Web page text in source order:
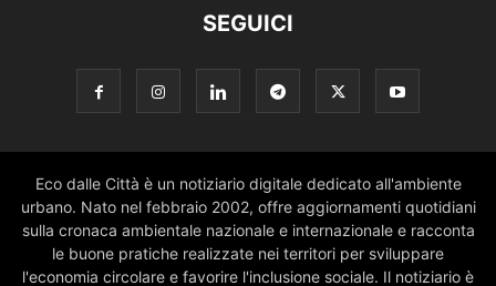
SEGUICI
Eco dalle Città è un notiziario digitale dedicato all'ambiente
urbano. Nato nel febbraio 2002, offre aggiornamenti quotidiani
sulla cronaca ambientale nazionale e internazionale e racconta
le buone pratiche realizzate nei territori per sviluppare
l'economia circolare e favorire l'inclusione sociale. Il notiziario è